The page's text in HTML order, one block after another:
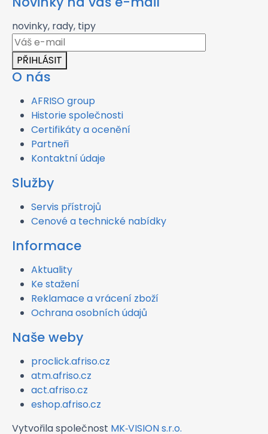
novinky, rady, tipy
PŘIHLÁSIT
O nás
AFRISO group
Historie společnosti
Certifikáty a ocenění
Partneři
Kontaktní údaje
Služby
Servis přístrojů
Cenové a technické nabídky
Informace
Aktuality
Ke stažení
Reklamace a vrácení zboží
Ochrana osobních údajů
Naše weby
proclick.afriso.cz
atm.afriso.cz
act.afriso.cz
eshop.afriso.cz
Vytvořila společnost MK‑VISION s.r.o.